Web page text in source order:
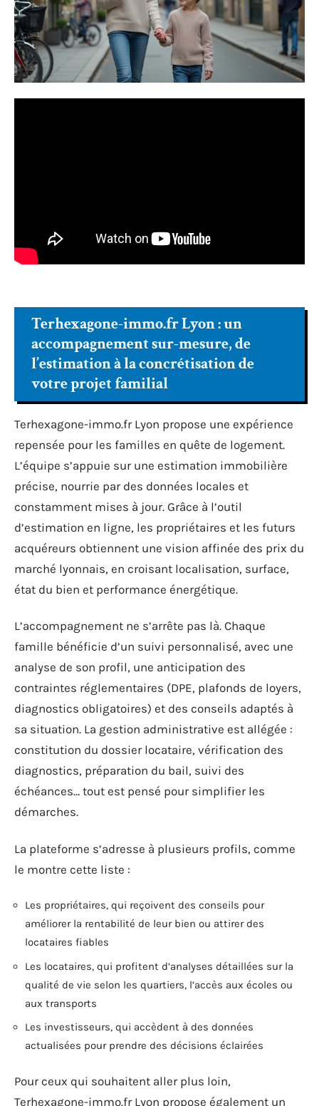
Terhexagone-immo.fr Lyon : un
accompagnement sur-mesure, de
l’estimation à la concrétisation de
votre projet familial
Terhexagone-immo.fr Lyon propose une expérience
repensée pour les familles en quête de logement.
L’équipe s’appuie sur une estimation immobilière
précise, nourrie par des données locales et
constamment mises à jour. Grâce à l’outil
d’estimation en ligne, les propriétaires et les futurs
acquéreurs obtiennent une vision affinée des prix du
marché lyonnais, en croisant localisation, surface,
état du bien et performance énergétique.
L’accompagnement ne s’arrête pas là. Chaque
famille bénéficie d’un suivi personnalisé, avec une
analyse de son profil, une anticipation des
contraintes réglementaires (DPE, plafonds de loyers,
diagnostics obligatoires) et des conseils adaptés à
sa situation. La gestion administrative est allégée :
constitution du dossier locataire, vérification des
diagnostics, préparation du bail, suivi des
échéances… tout est pensé pour simplifier les
démarches.
La plateforme s’adresse à plusieurs profils, comme
le montre cette liste :
Les propriétaires, qui reçoivent des conseils pour
améliorer la rentabilité de leur bien ou attirer des
locataires fiables
Les locataires, qui profitent d’analyses détaillées sur la
qualité de vie selon les quartiers, l’accès aux écoles ou
aux transports
Les investisseurs, qui accèdent à des données
actualisées pour prendre des décisions éclairées
Pour ceux qui souhaitent aller plus loin,
Terhexagone-immo.fr Lyon propose également un